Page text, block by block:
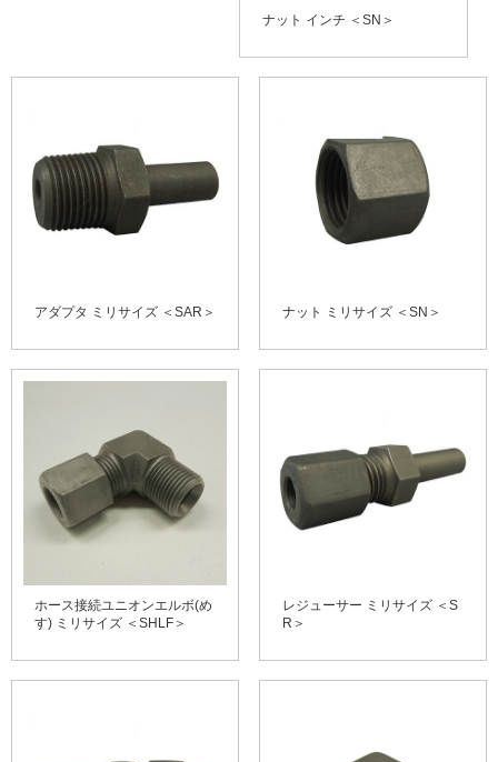
ナット インチ ＜SN＞
ナット ミリサイズ ＜SN＞
アダプタ ミリサイズ ＜SAR＞
レジューサー ミリサイズ ＜S
R＞
ホース接続ユニオンエルボ(め
す) ミリサイズ ＜SHLF＞